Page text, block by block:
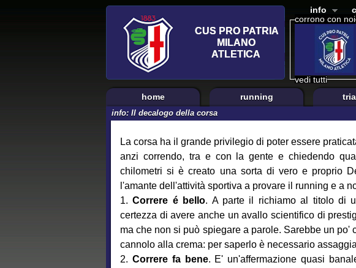
corrono con noi
vedi tutti
info
home running
info: Il decalogo della corsa
La corsa ha il grande privilegio di poter essere
anzi correndo, tra e con la gente e chiedendo
chilometri si è creato una sorta di vero e proprio
l'amante dell'attività sportiva a provare il running e a
1.Correre é bello. A parte il richiamo al titolo di
certezza di avere anche un avallo scientifico di
ma che non si può spiegare a parole. Sarebbe un
cannolo alla crema: per saperlo è necessario
2. Correre fa bene. E' un'affermazione quasi